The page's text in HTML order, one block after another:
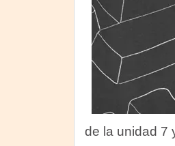
de la unidad 7